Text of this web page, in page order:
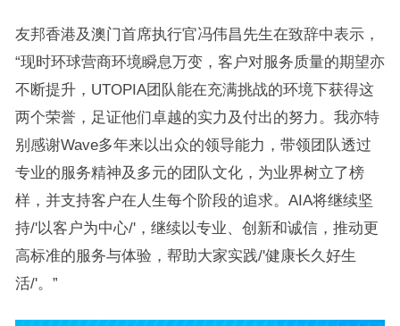
友邦香港及澳门首席执行官冯伟昌先生在致辞中表示，
“现时环球营商环境瞬息万变，客户对服务质量的期望亦
不断提升，UTOPIA团队能在充满挑战的环境下获得这
两个荣誉，足证他们卓越的实力及付出的努力。我亦特
别感谢Wave多年来以出众的领导能力，带领团队透过
专业的服务精神及多元的团队文化，为业界树立了榜
样，并支持客户在人生每个阶段的追求。AIA将继续坚
持/'以客户为中心/'，继续以专业、创新和诚信，推动更
高标准的服务与体验，帮助大家实践/'健康长久好生
活/'。”